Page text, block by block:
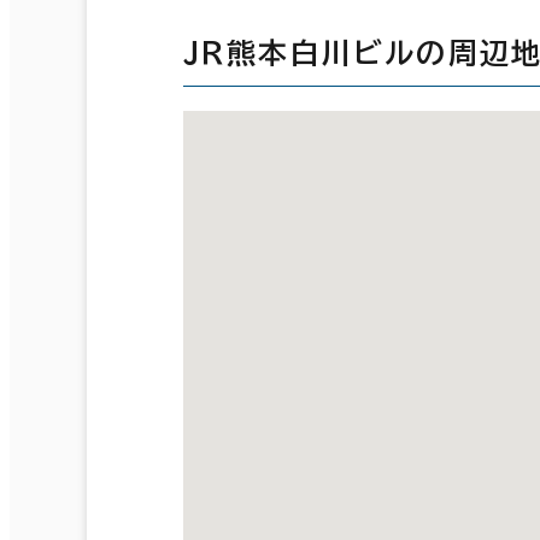
ＪＲ熊本白川ビルの周辺